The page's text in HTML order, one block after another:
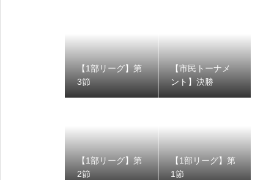
【1部リーグ】第
3節
【市民トーナメ
ント】決勝
【1部リーグ】第
2節
【1部リーグ】第
1節